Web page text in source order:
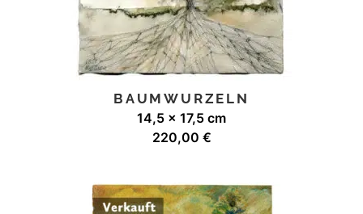
BAUMWURZELN
14,5 x 17,5 cm
220,00 €